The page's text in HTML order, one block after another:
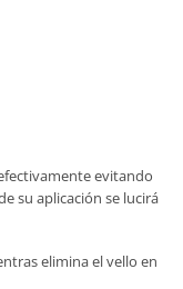
evitando
su aplicación se lucirá
elimina el vello en